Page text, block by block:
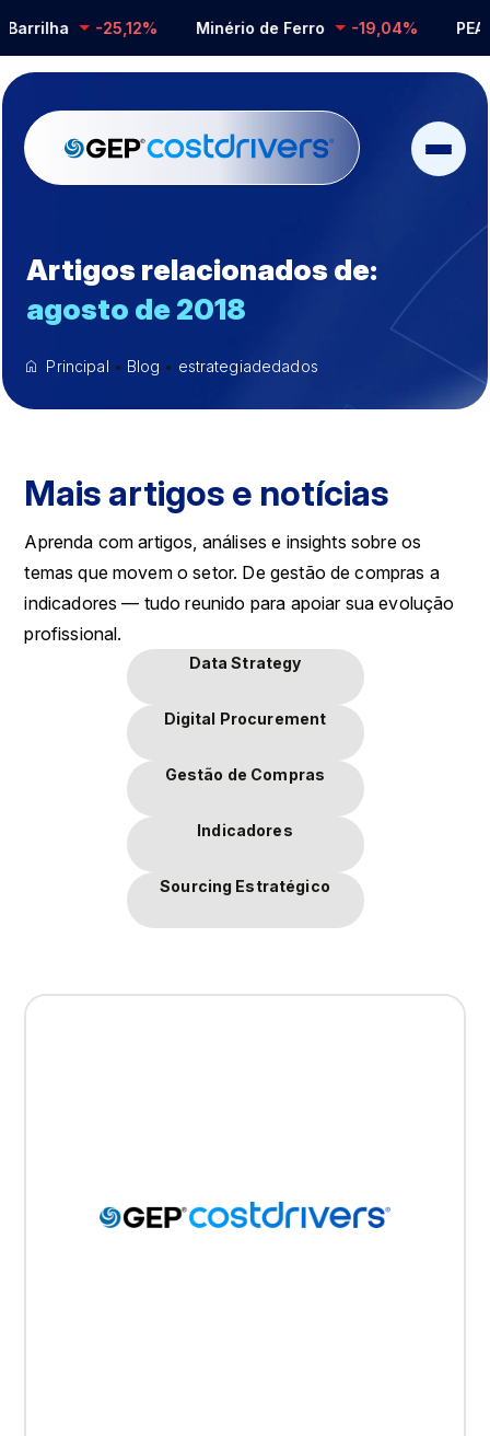
-25,12% Minério de Ferro -19,04% PEAD
Artigos relacionados de:
agosto de 2018
Principal • Blog • estrategiadedados
Mais artigos e notícias
Aprenda com artigos, análises e insights sobre os
temas que movem o setor. De gestão de compras a
indicadores — tudo reunido para apoiar sua evolução
profissional.
Data Strategy
Digital Procurement
Gestão de Compras
Indicadores
Sourcing Estratégico